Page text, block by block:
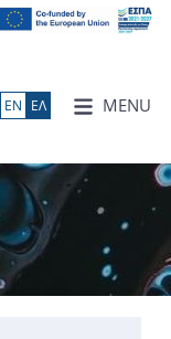
MENU
ΕN ΕΛ